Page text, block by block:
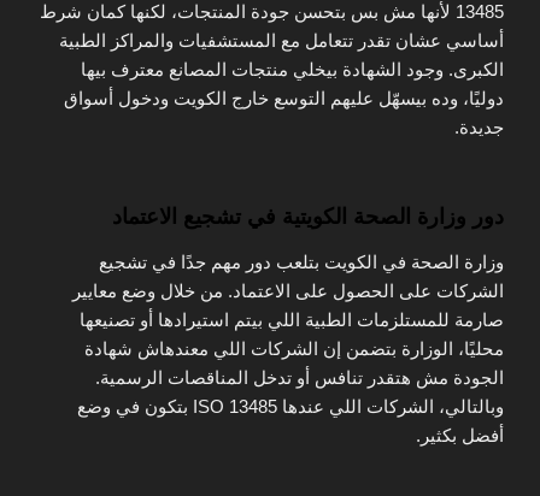
13485 لأنها مش بس بتحسن جودة المنتجات، لكنها كمان شرط
أساسي عشان تقدر تتعامل مع المستشفيات والمراكز الطبية
الكبرى. وجود الشهادة بيخلي منتجات المصانع معترف بيها
دوليًا، وده بيسهّل عليهم التوسع خارج الكويت ودخول أسواق
جديدة.
دور وزارة الصحة الكويتية في تشجيع الاعتماد
وزارة الصحة في الكويت بتلعب دور مهم جدًا في تشجيع
الشركات على الحصول على الاعتماد. من خلال وضع معايير
صارمة للمستلزمات الطبية اللي بيتم استيرادها أو تصنيعها
محليًا، الوزارة بتضمن إن الشركات اللي معندهاش شهادة
الجودة مش هتقدر تنافس أو تدخل المناقصات الرسمية.
وبالتالي، الشركات اللي عندها ISO 13485 بتكون في وضع
أفضل بكثير.